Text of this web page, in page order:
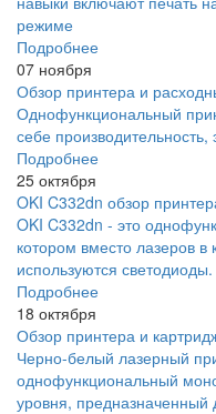
режиме
Подробнее
07 ноября
Обзор принтера и
Однофункциональный
себе
Подробнее
25 октября
OKI C332dn обзор
OKI C332dn - это
котором вместо лазеров в
используются
Подробнее
18 октября
Обзор принтера и
Черно-белый лазерный
однофункциональный
уровня, предназначенный